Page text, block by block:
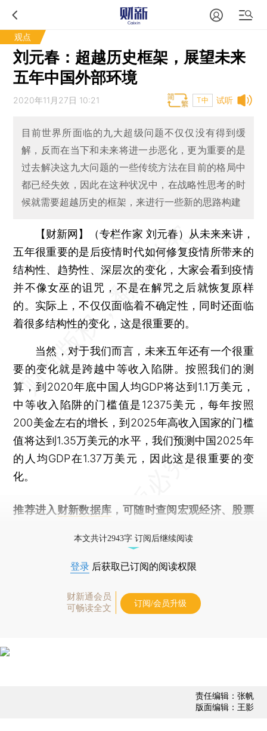
观点
刘元春：超越历史框架，展望未来
五年中国外部环境
试听
2020年11月27日 10:21 T中
目前世界所面临的九大超级问题不仅仅没有得到缓
解，反而在当下和未来将进一步恶化，更为重要的是
过去解决这九大问题的一些传统方法在目前的格局中
都已经失效，因此在这种状况中，在战略性思考的时
候就需要超越历史的框架，来进行一些新的思路构建
【财新网】（专栏作家 刘元春） 从未来来讲，
五年很重要的是后疫情时代如何修复疫情所带来的
结构性、趋势性、深层次的变化，大家会看到疫情
并不像女巫的诅咒，不是在解咒之后就恢复原样
的。实际上，不仅仅面临着不确定性，同时还面临
着很多结构性的变化，这是很重要的。
当然，对于我们而言，未来五年还有一个很重
要的变化就是跨越中等收入陷阱。按照我们的测
算，到2020年底中国人均GDP将达到1.1万美元，
中等收入陷阱的门槛值是12375美元，每年按照
200美金左右的增长，到2025年高收入国家的门槛
值将达到1.35万美元的水平，我们预测中国2025年
的人均GDP在1.37万美元，因此这是很重要的变
化。
推荐进入 财新数据库 ，可随时查阅宏观经济、股票
本文共计2943字 订阅后继续阅读
登录 后获取已订阅的阅读权限
财新通会员
可畅读全文
订阅/会员升级
责任编辑：张帆
版面编辑：王影